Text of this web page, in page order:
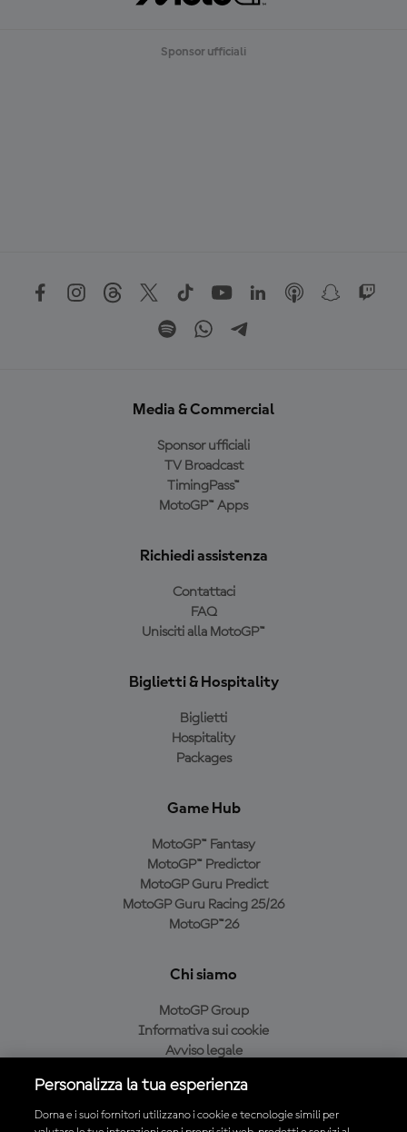
Sponsor ufficiali
Media & Commercial
Sponsor ufficiali
TV Broadcast
TimingPass™
MotoGP™ Apps
Richiedi assistenza
Contattaci
FAQ
Unisciti alla MotoGP™
Biglietti & Hospitality
Biglietti
Hospitality
Packages
Game Hub
MotoGP™ Fantasy
MotoGP™ Predictor
MotoGP Guru Predict
MotoGP Guru Racing 25/26
MotoGP™26
Chi siamo
MotoGP Group
Informativa sui cookie
Avviso legale
Condizioni di acquisto
Personalizza la tua esperienza
Dorna e i suoi fornitori utilizzano i cookie e tecnologie simili per